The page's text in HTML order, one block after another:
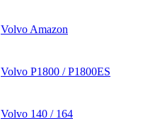
Volvo Amazon
Volvo P1800 / P1800ES
Volvo 140 / 164